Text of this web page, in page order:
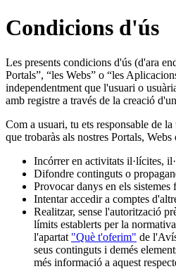
Condicions d'ús
Les presents condicions d'ús (d'ara
Portals”, “les Webs” o “les
independentment que l'usuari o
amb registre a través de la creació
Com a usuari, tu ets responsable de
que trobaràs als nostres Portals,
Incórrer en activitats il·lícites,
Difondre continguts o
Provocar danys en els
Intentar accedir a comptes
Realitzar, sense l'autorització
límits establerts per la
l'apartat "Què t'oferim" de
seus continguts i demés
més informació a aquest